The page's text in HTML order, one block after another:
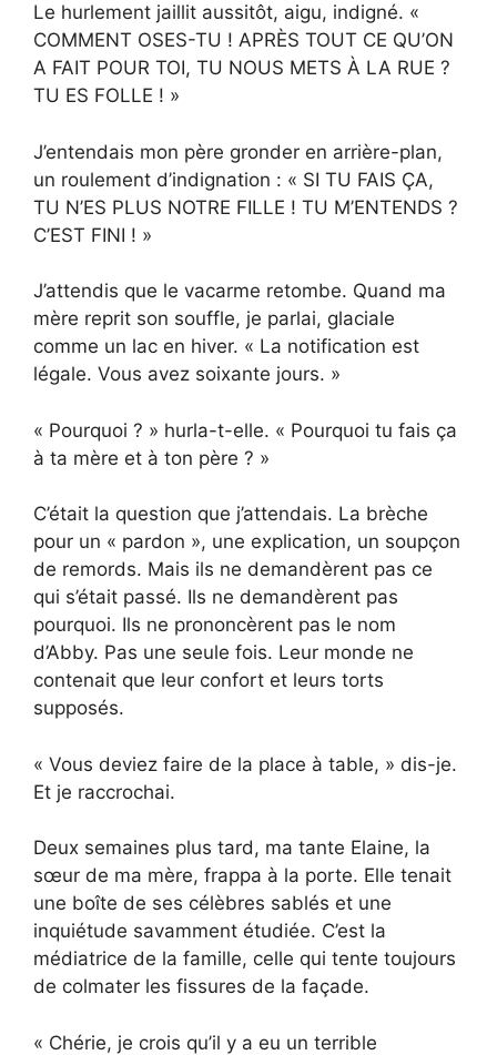
Le hurlement jaillit aussitôt, aigu, indigné. «
COMMENT OSES-TU ! APRÈS TOUT CE QU’ON
A FAIT POUR TOI, TU NOUS METS À LA RUE ?
TU ES FOLLE ! »
J’entendais mon père gronder en arrière-plan,
un roulement d’indignation : « SI TU FAIS ÇA,
TU N’ES PLUS NOTRE FILLE ! TU M’ENTENDS ?
C’EST FINI ! »
J’attendis que le vacarme retombe. Quand ma
mère reprit son souffle, je parlai, glaciale
comme un lac en hiver. « La notification est
légale. Vous avez soixante jours. »
« Pourquoi ? » hurla-t-elle. « Pourquoi tu fais ça
à ta mère et à ton père ? »
C’était la question que j’attendais. La brèche
pour un « pardon », une explication, un soupçon
de remords. Mais ils ne demandèrent pas ce
qui s’était passé. Ils ne demandèrent pas
pourquoi. Ils ne prononcèrent pas le nom
d’Abby. Pas une seule fois. Leur monde ne
contenait que leur confort et leurs torts
supposés.
« Vous deviez faire de la place à table, » dis-je.
Et je raccrochai.
Deux semaines plus tard, ma tante Elaine, la
sœur de ma mère, frappa à la porte. Elle tenait
une boîte de ses célèbres sablés et une
inquiétude savamment étudiée. C’est la
médiatrice de la famille, celle qui tente toujours
de colmater les fissures de la façade.
« Chérie, je crois qu’il y a eu un terrible